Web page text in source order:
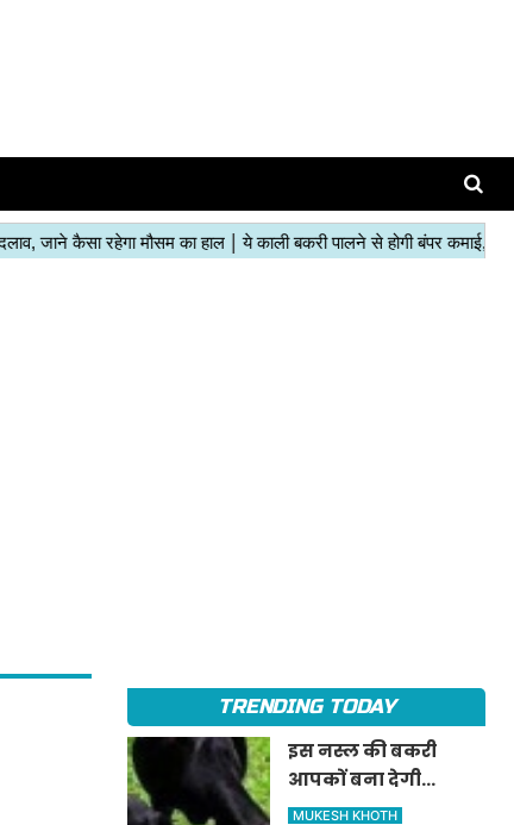
TRENDING TODAY
इस नस्ल की बकरी
आपकों बना देगी
मालामाल?
MUKESH KHOTH